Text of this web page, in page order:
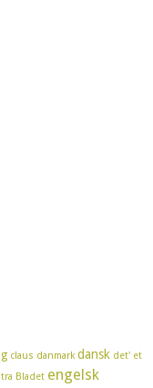
claus danmark dansk det' et
Bladet engelsk